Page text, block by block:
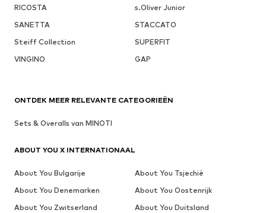
RICOSTA
s.Oliver Junior
SANETTA
STACCATO
Steiff Collection
SUPERFIT
VINGINO
GAP
ONTDEK MEER RELEVANTE CATEGORIEËN
Sets & Overalls van MINOTI
ABOUT YOU X INTERNATIONAAL
About You Bulgarije
About You Tsjechië
About You Denemarken
About You Oostenrijk
About You Zwitserland
About You Duitsland